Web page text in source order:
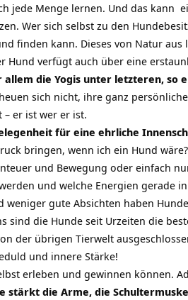
jede Menge lernen. Und das kann
Wer sich selbst zu den
finden kann. Dieses von Natur aus
verfügt auch über eine
die Yogis unter letzteren, so
sich nicht, ihre ganz
er ist wer er ist.
für eine ehrliche
bringen, wenn ich ein Hund
und Bewegung oder einfach
und welche Energien gerade
gute Absichten haben
sind die Hunde seit Urzeiten die
der übrigen Tierwelt
und innere Stärke!
erleben und gewinnen können.
stärkt die Arme, die